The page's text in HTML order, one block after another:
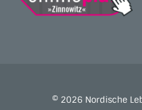
© 2026 Nordische